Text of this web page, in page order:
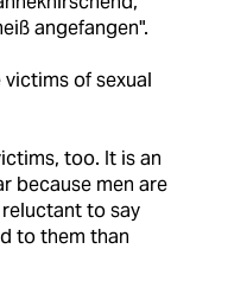
angefangen".
victims of sexual
too. It is an
because men are
to say
to them than